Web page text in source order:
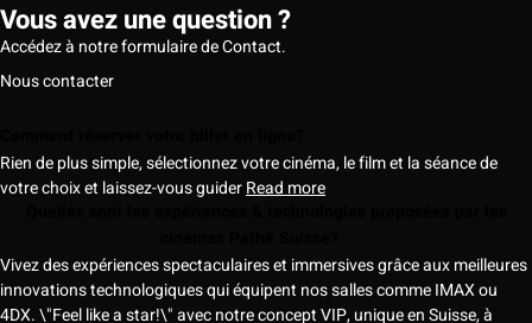
Vous avez une question ?
Accédez à notre formulaire de Contact.
Nous contacter
Rien de plus simple, sélectionnez votre cinéma, le film et la séance de
votre choix et laissez-vous guiderRead more
Vivez des expériences spectaculaires et immersives grâce aux meilleures
innovations technologiques qui équipent nos salles comme IMAX ou
4DX. \"Feel like a star!\" avec notre concept VIP, unique en Suisse, à